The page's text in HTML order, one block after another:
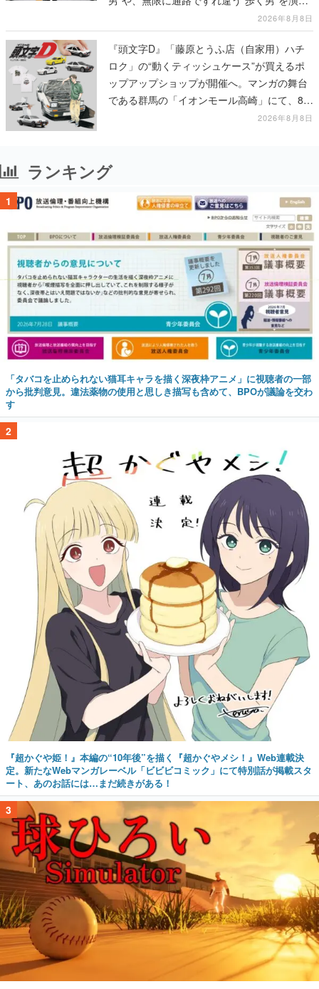
2026年8月8日
『頭文字D』「藤原とうふ店（自家用）ハチ
ロク」の“動くティッシュケース”が買えるポ
ップアップショップが開催へ。マンガの舞台
である群馬の「イオンモール高崎」にて、8月
11日から8月20日までの期間限定で開催予定
2026年8月8日
ランキング
1
「タバコを止められない猫耳キャラを描く深夜枠アニメ」に視聴者の一部
から批判意見。違法薬物の使用と思しき描写も含めて、BPOが議論を交わ
す
2
『超かぐや姫！』本編の“10年後”を描く『超かぐやメシ！』Web連載決
定。新たなWebマンガレーベル「ビビビコミック」にて特別話が掲載スタ
ート、あのお話には…まだ続きがある！
3